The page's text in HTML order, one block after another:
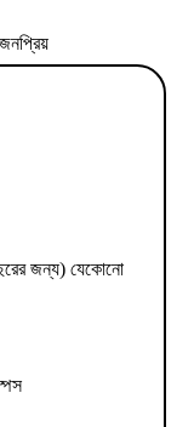
জন্য) যেকোনো